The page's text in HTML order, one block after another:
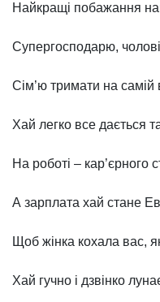
Найкращі побажання
Супергосподарю,
Сім’ю тримати на самій
Хай легко все дається
На роботі – кар’єрного
А зарплата хай стане
Щоб жінка кохала вас,
Хай гучно і дзвінко